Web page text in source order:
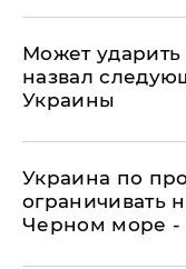
Может
назвал
Украины
Украина по
ограничивать
Черном море -